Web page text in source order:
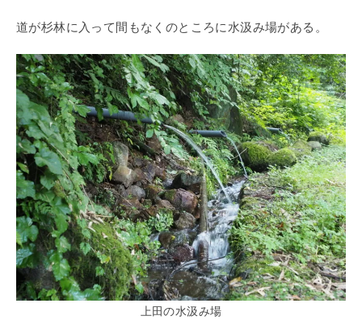
道が杉林に入って間もなくのところに水汲み場がある。
上田の水汲み場